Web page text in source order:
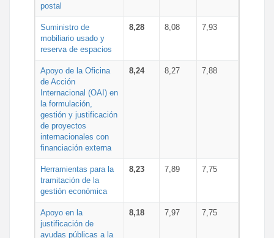
postal
Suministro de
mobiliario usado y
reserva de espacios
8,28 8,08 7,93
Apoyo de la Oficina
de Acción
Internacional (OAI) en
la formulación,
gestión y justificación
de proyectos
internacionales con
financiación externa
8,24 8,27 7,88
Herramientas para la
tramitación de la
gestión económica
8,23 7,89 7,75
Apoyo en la
justificación de
ayudas públicas a la
8,18 7,97 7,75